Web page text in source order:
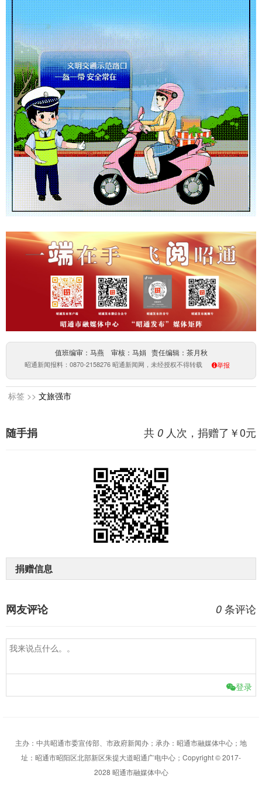
值班编审：马燕 审核：马娟 责任编辑：茶月秋
昭通新闻报料：0870-2158276 昭通新闻网，未经授权不得转载 举报
标签 >> 文旅强市
共 0 人次，捐赠了￥0元
随手捐
捐赠信息
0 条评论
网友评论
登录
主办：中共昭通市委宣传部、市政府新闻办；承办：昭通市融媒体中心；地
址：昭通市昭阳区北部新区朱提大道昭通广电中心；Copyright © 2017-
2028 昭通市融媒体中心